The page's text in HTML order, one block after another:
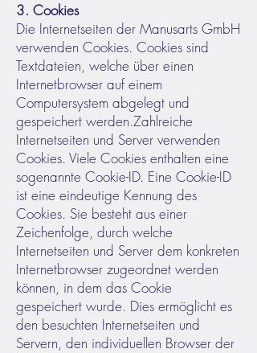
3. Cookies
Die Internetseiten der Manusarts GmbH
verwenden Cookies. Cookies sind
Textdateien, welche über einen
Internetbrowser auf einem
Computersystem abgelegt und
gespeichert werden.Zahlreiche
Internetseiten und Server verwenden
Cookies. Viele Cookies enthalten eine
sogenannte Cookie-ID. Eine Cookie-ID
ist eine eindeutige Kennung des
Cookies. Sie besteht aus einer
Zeichenfolge, durch welche
Internetseiten und Server dem konkreten
Internetbrowser zugeordnet werden
können, in dem das Cookie
gespeichert wurde. Dies ermöglicht es
den besuchten Internetseiten und
Servern, den individuellen Browser der